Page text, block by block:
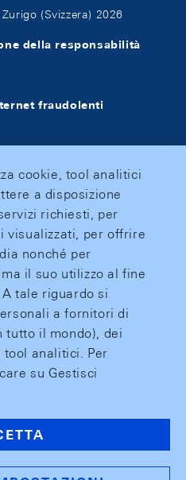
(Svizzera) 2026
della responsabilità
fraudolenti
cookie, tool analitici
a disposizione
richiesti, per
visualizzati, per offrire
nonché per
il suo utilizzo al fine
tale riguardo si
a fornitori di
tutto il mondo), dei
analitici. Per
su Gestisci